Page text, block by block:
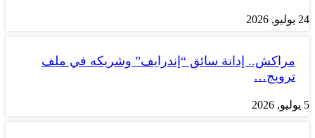
24 يوليو, 2026
مراكش.. إدانة سائق “إندرايف” وشريكه في ملف
ترويج…
5 يوليو, 2026